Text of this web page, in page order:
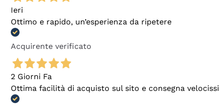
Ieri
Ottimo e rapido, un’esperienza da ripetere
Acquirente verificato
2 Giorni Fa
Ottima facilità di acquisto sul sito e consegna